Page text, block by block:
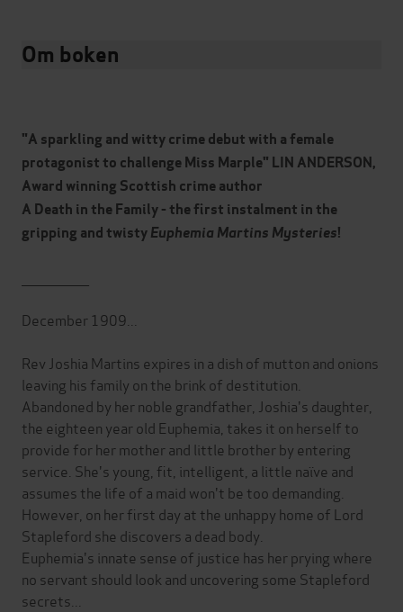
Om boken
"A sparkling and witty crime debut with a female
protagonist to challenge Miss Marple" LIN ANDERSON,
Award winning Scottish crime author
A Death in the Family - the first instalment in the
gripping and twistyEuphemia Martins Mysteries!
December 1909...
Rev Joshia Martins expires in a dish of mutton and onions
leaving his family on the brink of destitution.
Abandoned by her noble grandfather, Joshia's daughter,
the eighteen year old Euphemia, takes it on herself to
provide for her mother and little brother by entering
service. She's young, fit, intelligent, a little naïve and
assumes the life of a maid won't be too demanding.
However, on her first day at the unhappy home of Lord
Stapleford she discovers a dead body.
Euphemia's innate sense of justice has her prying where
no servant should look and uncovering some Stapleford
secrets...